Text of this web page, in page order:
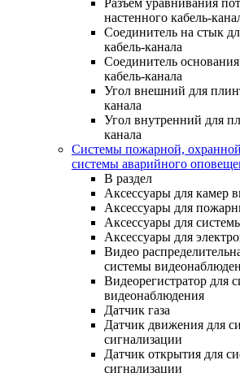
настенного кабель-
Соединитель на стык
кабель-канала
Соединитель
кабель-канала
Угол внешний для
канала
Угол внутренний для
канала
Системы пожарной,
системы аварийного
В раздел
Аксессуары для камер
Аксессуары для
Аксессуары для
Аксессуары для
Видео
системы
Видеорегистратор для
видеонаблюдения
Датчик газа
Датчик движения для
сигнализации
Датчик открытия для
сигнализации